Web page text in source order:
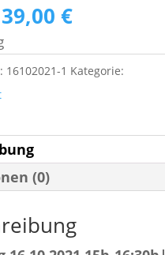
Ursprünglicher
Preis
war:
49,00 €
39,00 €Aktueller
ist:
39,00 €.
16102021-1 Kategorie:
(0)